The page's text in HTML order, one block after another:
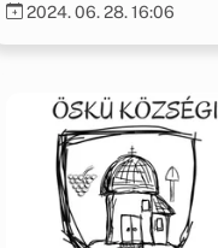
2024. 06. 28. 16:06